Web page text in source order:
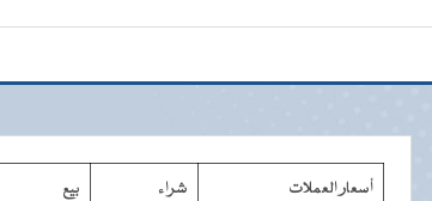
أسعار العملات شراء بيع